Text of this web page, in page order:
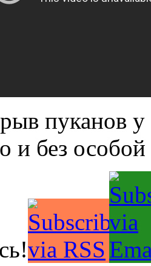
пуканов
и без